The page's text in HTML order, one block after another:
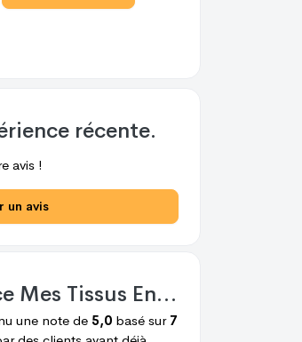
récente.
avis !
un avis
Mes Tissus Enchantés
une note de 5,0 basé sur 7